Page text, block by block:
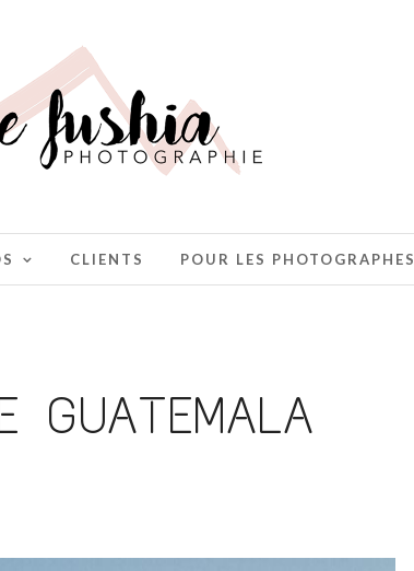
CLIENTS POUR LES PHOTOGRAPHES
GUATEMALA